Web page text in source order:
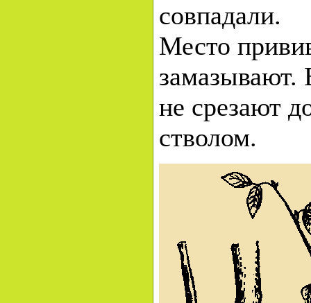
совпадали.
Место
замазывают.
не срезают
стволом.